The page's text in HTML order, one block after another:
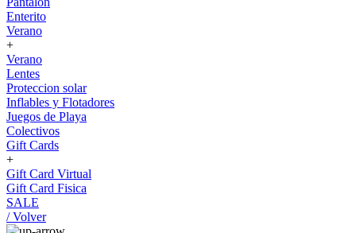
Enterito
Verano
+
Verano
Lentes
Proteccion solar
Inflables y Flotadores
Juegos de Playa
Colectivos
Gift Cards
+
Gift Card Virtual
Gift Card Fisica
SALE
/ Volver